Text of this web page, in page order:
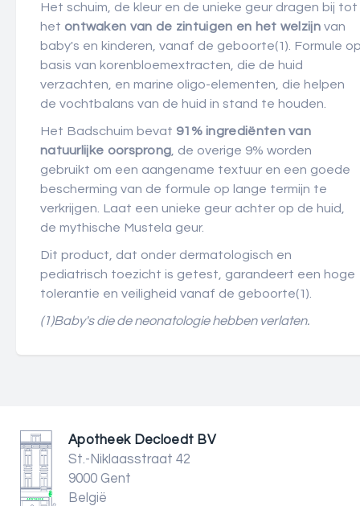
Het schuim, de kleur en de unieke geur dragen bij tot
het ontwaken van de zintuigen en het welzijn van
baby's en kinderen, vanaf de geboorte(1) . Formule
basis van korenbloemextracten, die de huid
verzachten, en marine oligo-elementen, die helpen
de vochtbalans van de huid in stand te houden.
Het Badschuim bevat 91% ingrediënten van
natuurlijke oorsprong , de overige 9% worden
gebruikt om een aangename textuur en een goede
bescherming van de formule op lange termijn te
verkrijgen. Laat een unieke geur achter op de huid,
de mythische Mustela geur.
Dit product, dat onder dermatologisch en
pediatrisch toezicht is getest, garandeert een hoge
tolerantie en veiligheid vanaf de geboorte(1)
(1)Baby's die de neonatologie hebben verlaten.
Apotheek Decloedt BV
St.-Niklaasstraat 42
9000 Gent
België